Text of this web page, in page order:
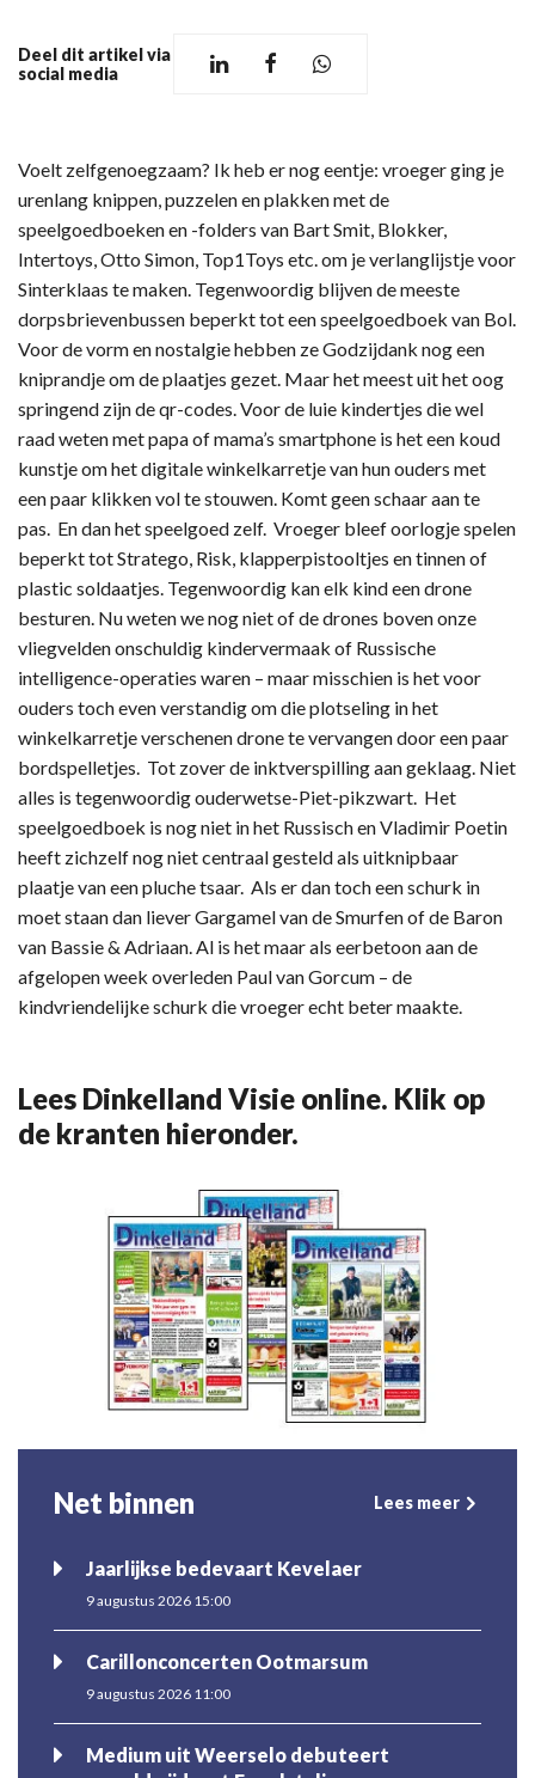
Deel dit artikel via
social media
Voelt zelfgenoegzaam? Ik heb er nog eentje: vroeger ging je
urenlang knippen, puzzelen en plakken met de
speelgoedboeken en -folders van Bart Smit, Blokker,
Intertoys, Otto Simon, Top1Toys etc. om je verlanglijstje voor
Sinterklaas te maken. Tegenwoordig blijven de meeste
dorpsbrievenbussen beperkt tot een speelgoedboek van Bol.
Voor de vorm en nostalgie hebben ze Godzijdank nog een
kniprandje om de plaatjes gezet. Maar het meest uit het oog
springend zijn de qr-codes. Voor de luie kindertjes die wel
raad weten met papa of mama’s smartphone is het een koud
kunstje om het digitale winkelkarretje van hun ouders met
een paar klikken vol te stouwen. Komt geen schaar aan te
pas. En dan het speelgoed zelf. Vroeger bleef oorlogje spelen
beperkt tot Stratego, Risk, klapperpistooltjes en tinnen of
plastic soldaatjes. Tegenwoordig kan elk kind een drone
besturen. Nu weten we nog niet of de drones boven onze
vliegvelden onschuldig kindervermaak of Russische
intelligence-operaties waren – maar misschien is het voor
ouders toch even verstandig om die plotseling in het
winkelkarretje verschenen drone te vervangen door een paar
bordspelletjes. Tot zover de inktverspilling aan geklaag. Niet
alles is tegenwoordig ouderwetse-Piet-pikzwart. Het
speelgoedboek is nog niet in het Russisch en Vladimir Poetin
heeft zichzelf nog niet centraal gesteld als uitknipbaar
plaatje van een pluche tsaar. Als er dan toch een schurk in
moet staan dan liever Gargamel van de Smurfen of de Baron
van Bassie & Adriaan. Al is het maar als eerbetoon aan de
afgelopen week overleden Paul van Gorcum – de
kindvriendelijke schurk die vroeger echt beter maakte.
Lees Dinkelland Visie online. Klik op
de kranten hieronder.
Net binnen Lees meer
Jaarlijkse bedevaart Kevelaer
9 augustus 2026 15:00
Carillonconcerten Ootmarsum
9 augustus 2026 11:00
Medium uit Weerselo debuteert